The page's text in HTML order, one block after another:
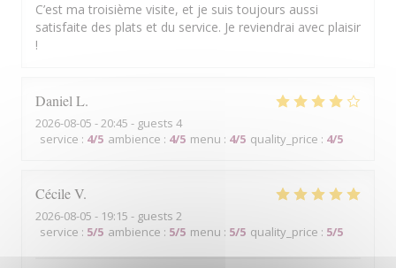
C’est ma troisième visite, et je suis toujours aussi
satisfaite des plats et du service. Je reviendrai avec plaisir
!
Daniel L
2026-08-05 - 20:45 - guests 4
service : 4/5 ambience : 4/5 menu : 4/5 quality_price : 4/5
CécileV
2026-08-05 - 19:15 - guests 2
service : 5/5 ambience : 5/5 menu : 5/5 quality_price : 5/5